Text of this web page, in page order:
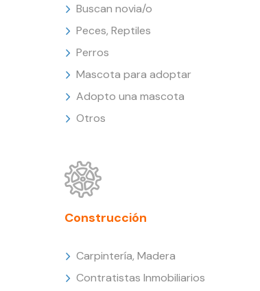
Buscan novia/o
Peces, Reptiles
Perros
Mascota para adoptar
Adopto una mascota
Otros
Construcción
Carpintería, Madera
Contratistas Inmobiliarios